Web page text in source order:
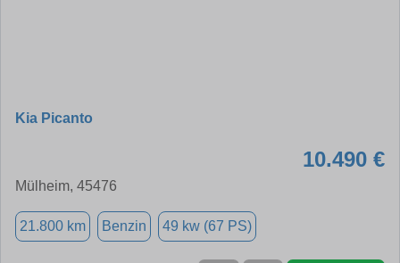
Kia Picanto
10.490 €
Mülheim, 45476
21.800 km Benzin 49 kw (67 PS)